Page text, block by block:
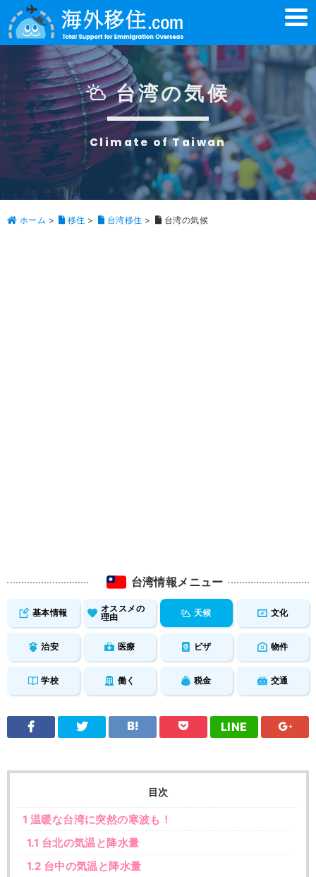
t
o
g
l
i
g
a
n
台湾の気候
Climate of Taiwan
ホーム > 移住 > 台湾移住 > 台湾の気候
台湾情報メニュー
基本情報 オススメの
理由 天候 文化
治安 医療 ビザ 物件
学校 働く 税金 交通
LINE
目次
1 温暖な台湾に突然の寒波も！
1.1 台北の気温と降水量
1.2 台中の気温と降水量